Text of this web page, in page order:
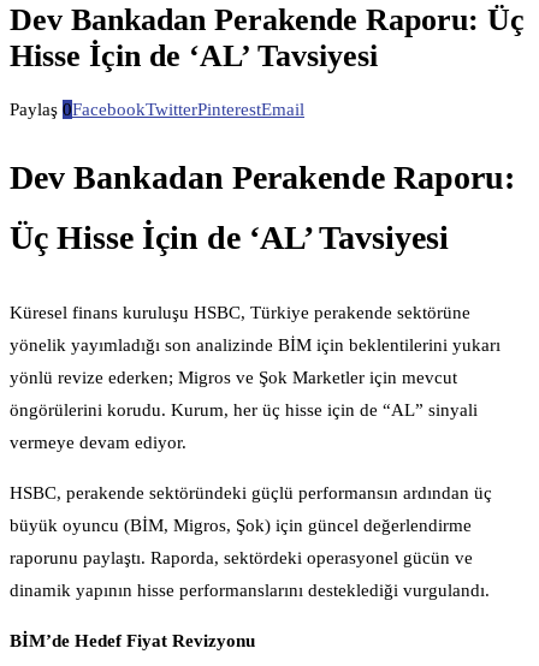
Dev Bankadan Perakende Raporu: Üç
Hisse İçin de ‘AL’ Tavsiyesi
Paylaş 0FacebookTwitterPinterestEmail
Dev Bankadan Perakende Raporu:
Üç Hisse İçin de ‘AL’ Tavsiyesi
Küresel finans kuruluşu HSBC, Türkiye perakende sektörüne
yönelik yayımladığı son analizinde BİM için beklentilerini yukarı
yönlü revize ederken; Migros ve Şok Marketler için mevcut
öngörülerini korudu. Kurum, her üç hisse için de “AL” sinyali
vermeye devam ediyor.
HSBC, perakende sektöründeki güçlü performansın ardından üç
büyük oyuncu (BİM, Migros, Şok) için güncel değerlendirme
raporunu paylaştı. Raporda, sektördeki operasyonel gücün ve
dinamik yapının hisse performanslarını desteklediği vurgulandı.
BİM’de Hedef Fiyat Revizyonu